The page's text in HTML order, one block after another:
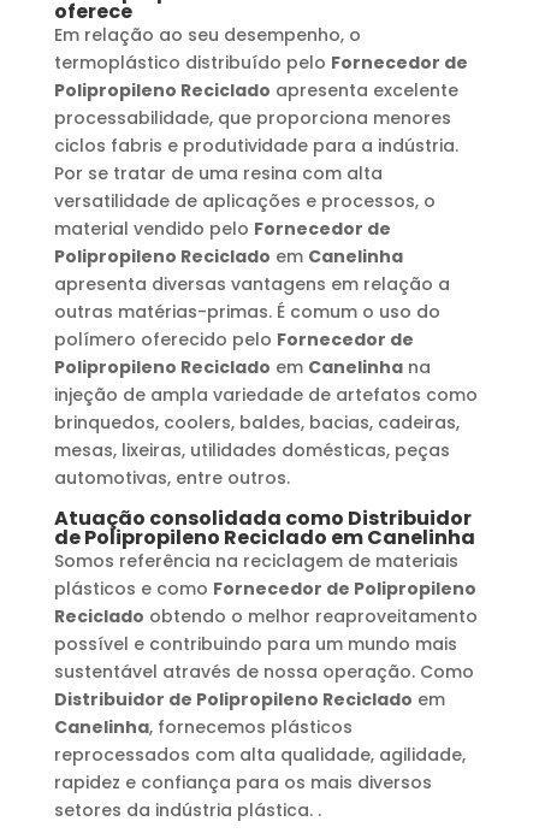
oferece
Em relação ao seu desempenho, o
termoplástico distribuído pelo Fornecedor de
Polipropileno Reciclado apresenta excelente
processabilidade, que proporciona menores
ciclos fabris e produtividade para a indústria.
Por se tratar de uma resina com alta
versatilidade de aplicações e processos, o
material vendido pelo Fornecedor de
Polipropileno Reciclado em Canelinha
apresenta diversas vantagens em relação a
outras matérias-primas. É comum o uso do
polímero oferecido pelo Fornecedor de
Polipropileno Reciclado em Canelinhana
injeção de ampla variedade de artefatos como
brinquedos, coolers, baldes, bacias, cadeiras,
mesas, lixeiras, utilidades domésticas, peças
automotivas, entre outros.
Atuação consolidada como Distribuidor
de Polipropileno Reciclado emCanelinha
Somos referência na reciclagem de materiais
plásticos e como Fornecedor de Polipropileno
Reciclado obtendo o melhor reaproveitamento
possível e contribuindo para um mundo mais
sustentável através de nossa operação. Como
Distribuidor de Polipropileno Reciclado em
Canelinha, fornecemos plásticos
reprocessados com alta qualidade, agilidade,
rapidez e confiança para os mais diversos
setores da indústria plástica. .